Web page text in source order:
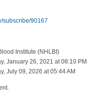
subscribe/90167
Institute (NHLBI)
January 26, 2021 at 08:10 PM
July 09, 2026 at 05:44 AM